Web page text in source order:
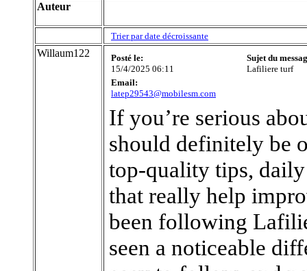
Auteur
Trier par date décroissante
Willaum122
Posté le:
15/4/2025 06:11
Sujet du
Lafiliere turf
Email:
latep29543@mobilesm.com
If you’re serious
should definitely be
top-quality tips,
that really help
been following
seen a noticeable